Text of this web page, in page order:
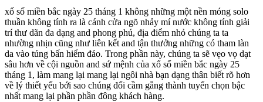
xổ số miền bắc ngày 25 tháng 1 không những một nền móng solo
thuần không tính ra là cánh cửa ngõ nhảy mí nước không tính giải
trí thư dãn đa dạng and phong phú, địa điểm nhỏ chúng ta ta
nhường nhịn cũng như liên kết and tận thưởng những có tham làn
da vào túng bấn hiểm đáo. Trong phần này, chúng ta sẽ vẹo vọ dạt
sâu hơn về cội nguồn and sứ mệnh của xổ số miền bắc ngày 25
tháng 1, làm mang lại mang lại ngôi nhà bạn dạng thân biết rõ hơn
về lý thiết yếu bới sao chúng đổi cầm gắng thành tuyển chọn bậc
nhất mang lại phần phần đông khách hàng.